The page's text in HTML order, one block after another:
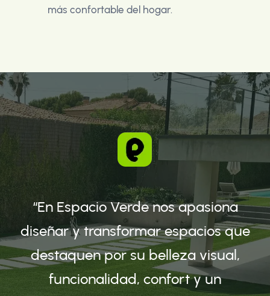
más confortable del hogar.
“En Espacio Verde nos apasiona
diseñar y transformar espacios que
destaquen por su belleza visual,
funcionalidad, confort y un